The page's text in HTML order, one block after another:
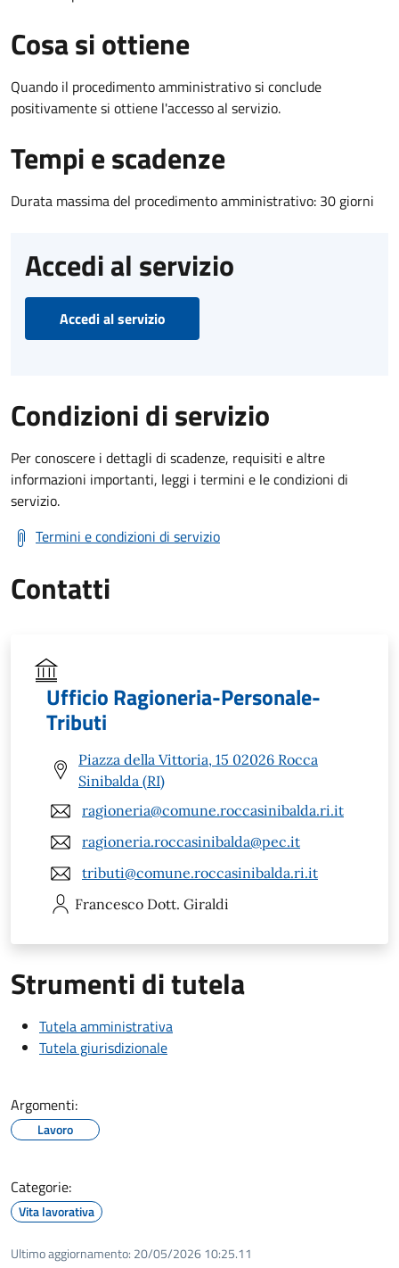
Cosa si ottiene
Quando il procedimento amministrativo si conclude
positivamente si ottiene l'accesso al servizio.
Tempi e scadenze
Durata massima del procedimento amministrativo: 30 giorni
Accedi al servizio
Accedi al servizio
Condizioni di servizio
Per conoscere i dettagli di scadenze, requisiti e altre
informazioni importanti, leggi i termini e le condizioni di
servizio.
Termini e condizioni di servizio
Contatti
Ufficio Ragioneria-Personale-
Tributi
Piazza della Vittoria, 15 02026 Rocca
Sinibalda (RI)
ragioneria@comune.roccasinibalda.ri.it
ragioneria.roccasinibalda@pec.it
tributi@comune.roccasinibalda.ri.it
Francesco Dott. Giraldi
Strumenti di tutela
Tutela amministrativa
Tutela giurisdizionale
Argomenti:
Lavoro
Categorie:
Vita lavorativa
Ultimo aggiornamento: 20/05/2026 10:25.11